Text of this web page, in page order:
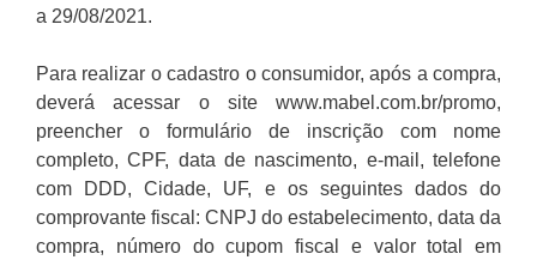
a 29/08/2021.
Para realizar o cadastro o consumidor, após a compra,
deverá acessar o site www.mabel.com.br/promo,
preencher o formulário de inscrição com nome
completo, CPF, data de nascimento, e-mail, telefone
com DDD, Cidade, UF, e os seguintes dados do
comprovante fiscal: CNPJ do estabelecimento, data da
compra, número do cupom fiscal e valor total em